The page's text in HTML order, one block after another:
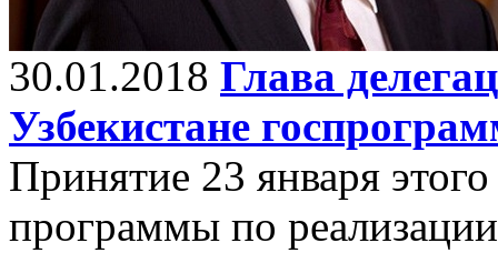
30.01.2018 Глава
Узбекистане
Принятие 23 января
программы по